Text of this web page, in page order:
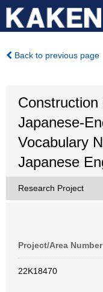
Back to previous page
Japanese-
Vocabulary
Japanese
Research Project
Project/Area Number
22K18470